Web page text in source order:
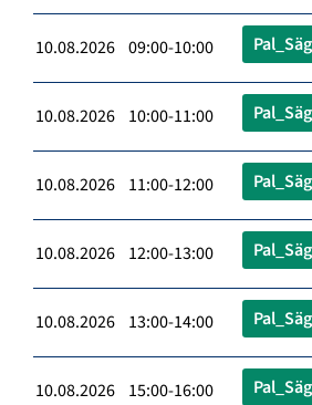
10.08.2026 09:00-10:00
10.08.2026 10:00-11:00
10.08.2026 11:00-12:00
10.08.2026 12:00-13:00
10.08.2026 13:00-14:00
10.08.2026 15:00-16:00